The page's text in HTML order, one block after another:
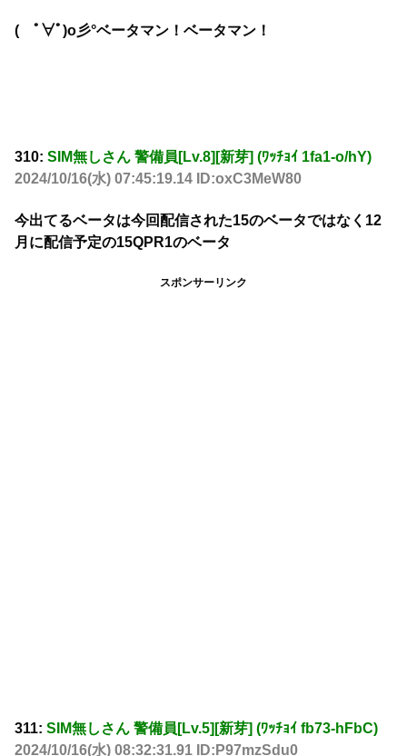
( ﾟ∀ﾟ)o彡°ベータマン！ベータマン！
310: SIM無しさん 警備員[Lv.8][新芽] (ﾜｯﾁｮｲ 1fa1-o/hY)
2024/10/16(水) 07:45:19.14 ID:oxC3MeW80
今出てるベータは今回配信された15のベータではなく12
月に配信予定の15QPR1のベータ
スポンサーリンク
311: SIM無しさん 警備員[Lv.5][新芽] (ﾜｯﾁｮｲ fb73-hFbC)
2024/10/16(水) 08:32:31.91 ID:P97mzSdu0